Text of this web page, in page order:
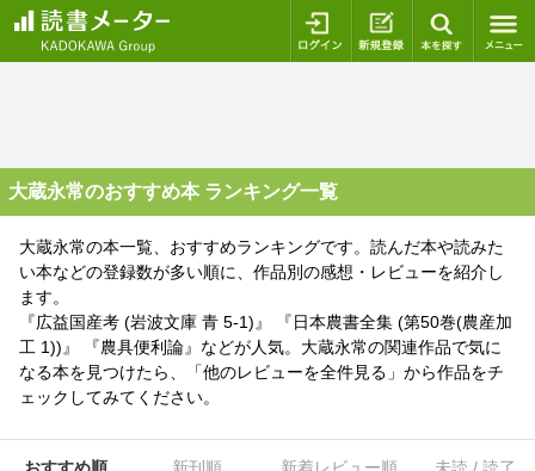
ログイン 新規登録
大蔵永常のおすすめ本 ランキング一覧
大蔵永常の本一覧、おすすめランキングです。読んだ本や読みた
い本などの登録数が多い順に、作品別の感想・レビューを紹介し
ます。
『広益国産考 (岩波文庫 青 5-1)』 『日本農書全集 (第50巻(農産加
工 1))』 『農具便利論』などが人気。大蔵永常の関連作品で気に
なる本を見つけたら、「他のレビューを全件見る」から作品をチ
ェックしてみてください。